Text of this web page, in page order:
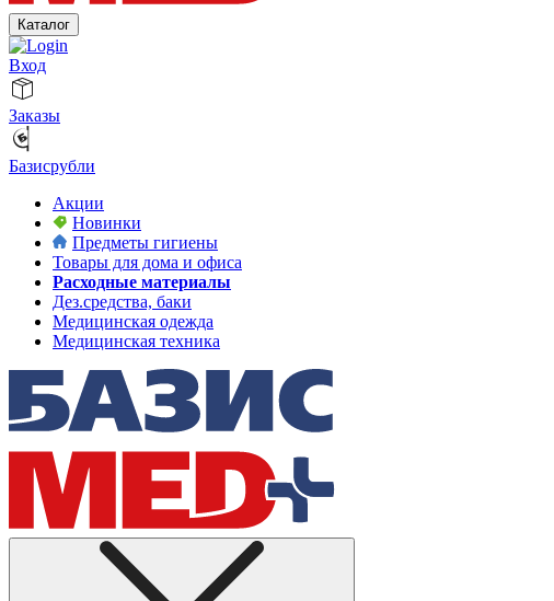
Каталог
Вход
Заказы
Базисрубли
Акции
Новинки
Предметы гигиены
Товары для дома и офиса
Расходные материалы
Дез.средства, баки
Медицинская одежда
Медицинская техника